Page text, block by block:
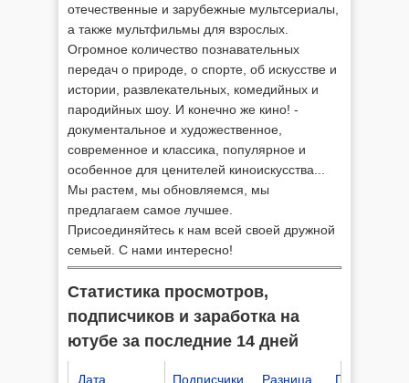
отечественные и зарубежные мультсериалы,
а также мультфильмы для взрослых.
Огромное количество познавательных
передач о природе, о спорте, об искусстве и
истории, развлекательных, комедийных и
пародийных шоу. И конечно же кино! -
документальное и художественное,
современное и классика, популярное и
особенное для ценителей киноискусства...
Мы растем, мы обновляемся, мы
предлагаем самое лучшее.
Присоединяйтесь к нам всей своей дружной
семьей. С нами интересно!
Статистика просмотров,
подписчиков и заработка на
ютубе за последние 14 дней
Подписчики Разница Просмотров
Дата